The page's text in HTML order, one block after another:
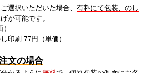
選択いただいた場合、 有料にて包装、のし
が可能です。
印刷 77円（単価）
文の場合